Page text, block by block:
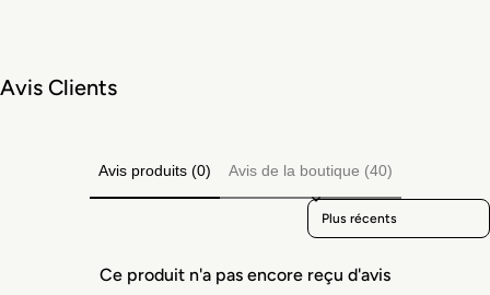
Avis Clients
Avis produits (0) Avis de la boutique (40)
Sort reviews by
Ce produit n'a pas encore reçu d'avis